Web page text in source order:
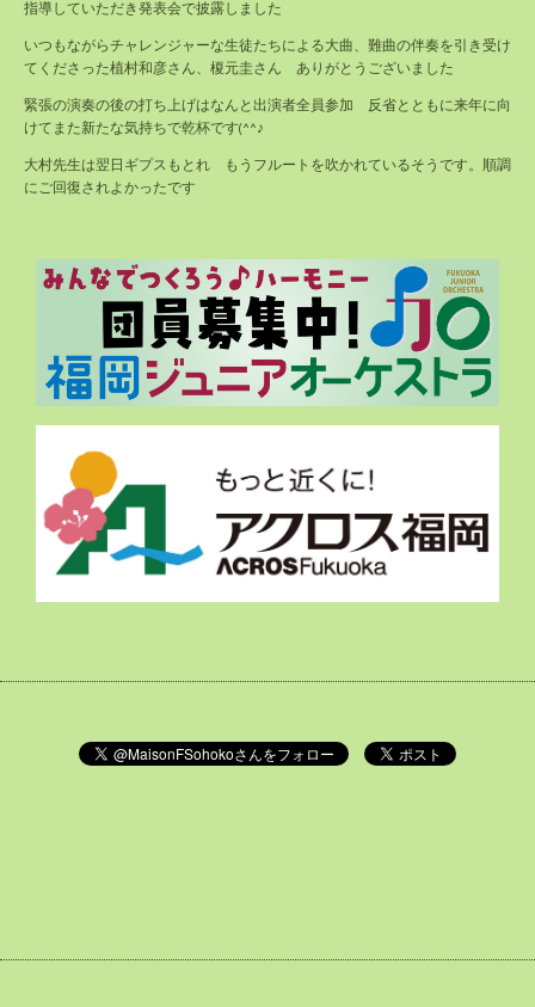
指導していただき発表会で披露しました
いつもながらチャレンジャーな生徒たちによる大曲、難曲の伴奏を引き受け
てくださった植村和彦さん、榎元圭さん ありがとうございました
緊張の演奏の後の打ち上げはなんと出演者全員参加 反省とともに来年に向
けてまた新たな気持ちで乾杯です(^^♪
大村先生は翌日ギプスもとれ もうフルートを吹かれているそうです。順調
にご回復されよかったです